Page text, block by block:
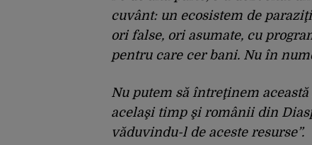
cuvânt: un ecosistem de
ori false, ori asumate, cu
pentru care cer bani. Nu în
Nu putem să întreţinem
acelaşi timp şi românii din
văduvindu-l de aceste resurse”.